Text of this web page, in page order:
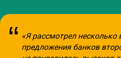
“ «Я рассмотрел несколько
предложения банков